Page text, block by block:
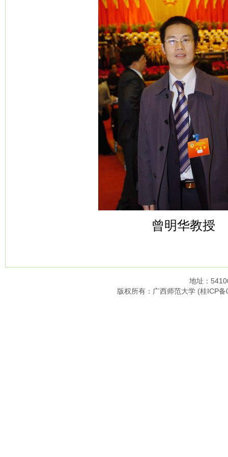
曾明华教授
地址：
版权所有：广西师范大学 (桂ICP